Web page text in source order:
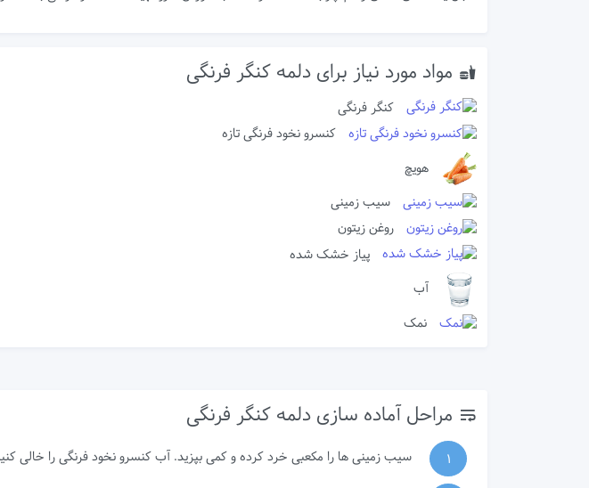
مواد مورد نیاز برای دلمه کنگر فرنگی
کنگر فرنگی
کنسرو نخود فرنگی تازه
هویچ
سیب زمینی
روغن زیتون
پیاز خشک شده
آب
نمک
مراحل آماده سازی دلمه کنگر فرنگی
1 سیب زمینی ها را مکعبی خرد کرده و کمی بپزید. آب کنسرو نخود فرنگی را خالی